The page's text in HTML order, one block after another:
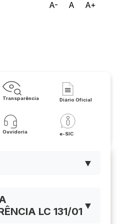
A- A A+
Transparência Diário Oficial
Ouvidoria e-SIC
▼
LC 131/01 ▼
em: